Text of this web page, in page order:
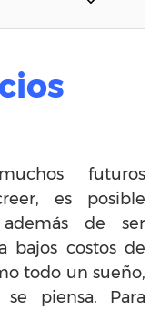
futuros
es posible
de ser
bajos costos de
todo un sueño,
piensa. Para